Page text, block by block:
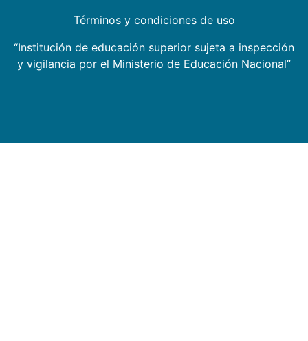
Términos y condiciones de uso
“Institución de educación superior sujeta a inspección
y vigilancia por el Ministerio de Educación Nacional”